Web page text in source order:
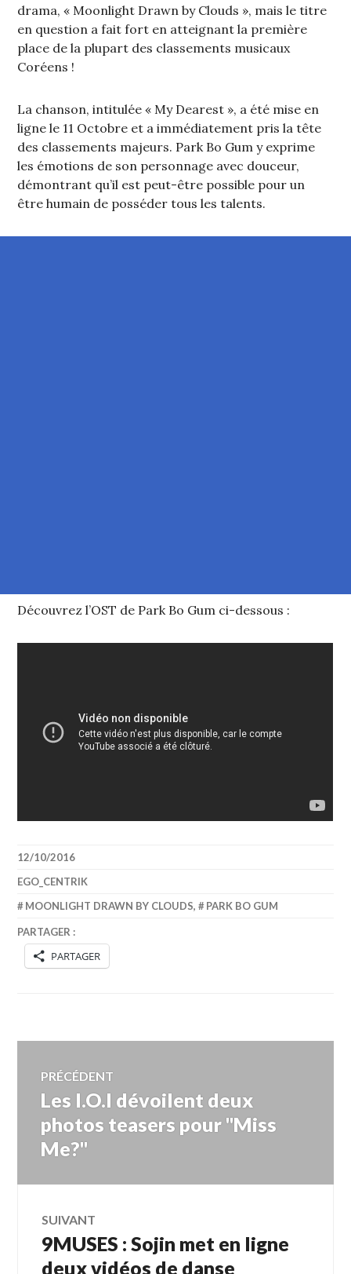
drama, « Moonlight Drawn by Clouds », mais le titre
en question a fait fort en atteignant la première
place de la plupart des classements musicaux
Coréens !
La chanson, intitulée « My Dearest », a été mise en
ligne le 11 Octobre et a immédiatement pris la tête
des classements majeurs. Park Bo Gum y exprime
les émotions de son personnage avec douceur,
démontrant qu’il est peut-être possible pour un
être humain de posséder tous les talents.
Découvrez l’OST de Park Bo Gum ci-dessous :
12/10/2016
EGO_CENTRIK
MOONLIGHT DRAWN BY CLOUDS, PARK BO GUM
PARTAGER :
PARTAGER
Navigation
de
l’article
PRÉCÉDENT
Article
précédent :
Les I.O.I dévoilent deux
photos teasers pour "Miss
Me?"
SUIVANT
Article
Suivant:
9MUSES : Sojin met en ligne
deux vidéos de danse